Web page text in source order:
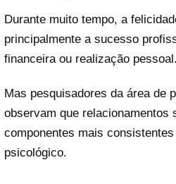
Durante muito tempo, a
principalmente a sucesso
financeira ou realização pessoal.
Mas pesquisadores da área de
observam que relacionamentos
componentes mais
psicológico.